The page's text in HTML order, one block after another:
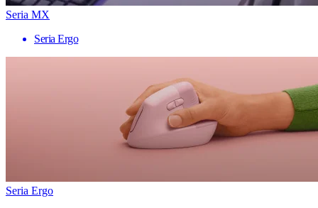
Seria MX
Seria Ergo
Seria Ergo